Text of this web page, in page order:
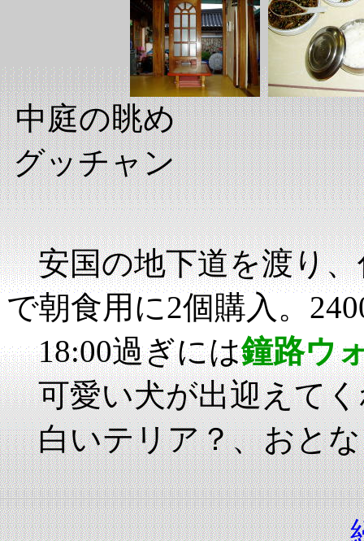
中庭の眺
グッチ
安国の地下道を渡り、
で朝食用に2個購入。
18:00過ぎには鐘路ウ
可愛い犬が出迎えてく
白いテリア？、おとな